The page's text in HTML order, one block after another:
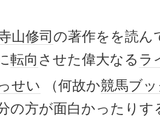
山修司 の著作をを読ん
転向 させた偉大なる ラ
せい （何故か競馬ブ
の方が面白かったりす